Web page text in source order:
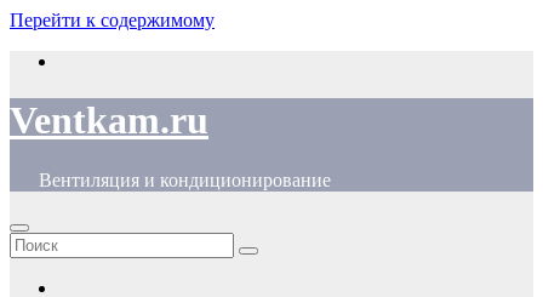
Перейти к содержимому
Ventkam.ru
Вентиляция и кондиционирование